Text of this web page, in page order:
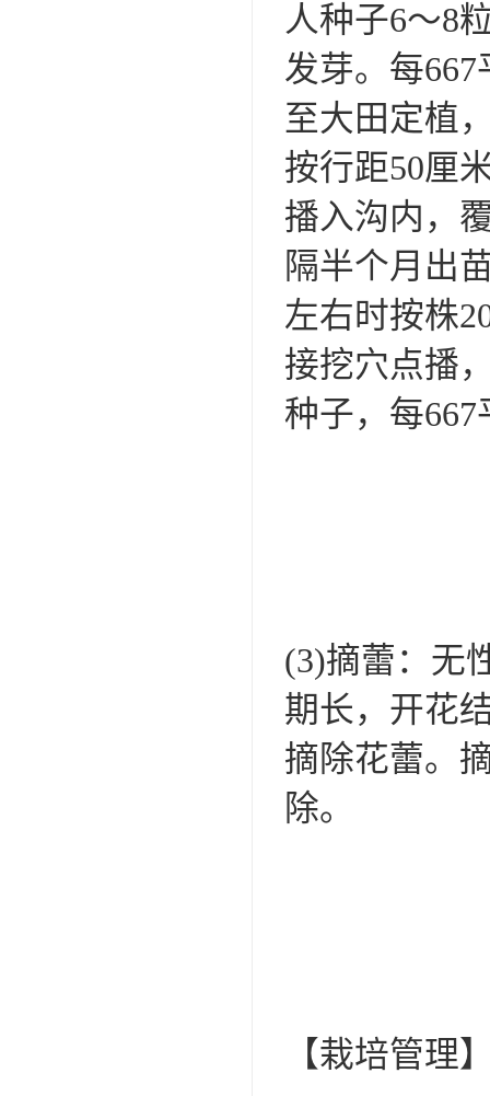
人种子6～8
发芽。每
至大田定植
按行距50厘
播入沟内，
隔半个月出
左右时按株
接挖穴点播
种子，每
(3)摘蕾：无
期长，开花
摘除花蕾。
除。
【栽培管理